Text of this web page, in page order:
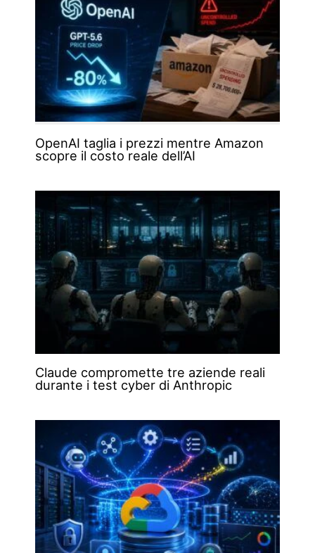
OpenAI taglia i prezzi mentre Amazon
scopre il costo reale dell’AI
Claude compromette tre aziende reali
durante i test cyber di Anthropic